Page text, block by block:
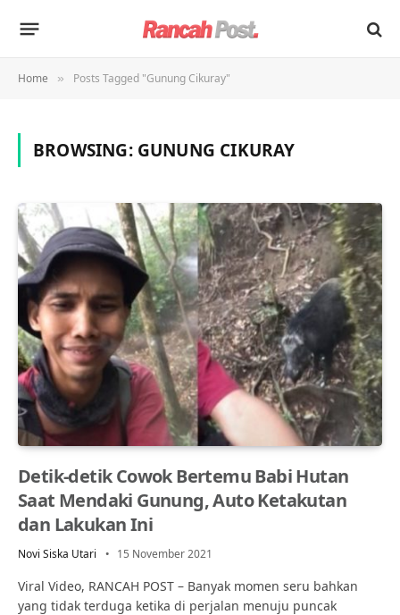
Home » Posts Tagged "Gunung Cikuray"
BROWSING: GUNUNG CIKURAY
Detik-detik Cowok Bertemu Babi Hutan
Saat Mendaki Gunung, Auto Ketakutan
dan Lakukan Ini
Novi Siska Utari 15 November 2021
Viral Video, RANCAH POST – Banyak momen seru bahkan
yang tidak terduga ketika di perjalan menuju puncak